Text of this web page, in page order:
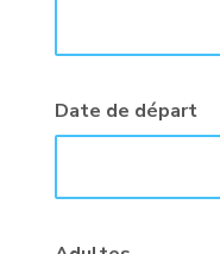
Date de départ